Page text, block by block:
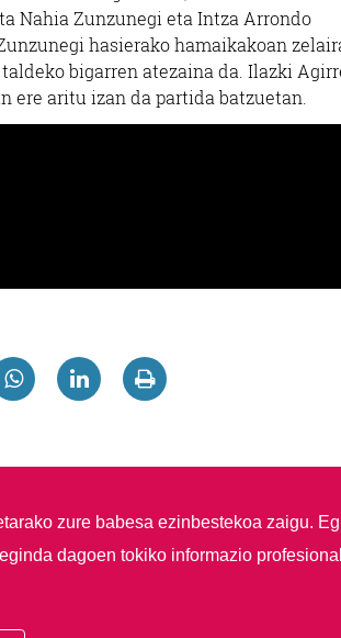
Nahia Zunzunegi eta Intza Arrondo
hasierako hamaikakoan
bigarren atezaina da. Ilazki
ere aritu izan da partida batzuetan.
zure babesa ezinbestekoa zaigu.
dagoen tokiko informazio